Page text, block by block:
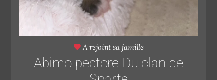
A rejoint sa famille
Abimo pectore Du clan de